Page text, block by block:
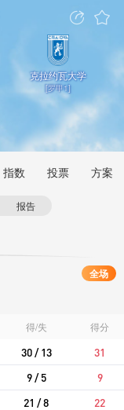
克拉约瓦大学
[罗甲1]
指数 投票 方案
报告
全场
得/失
得分
30 / 13 31
9 / 5 9
21 / 8 22